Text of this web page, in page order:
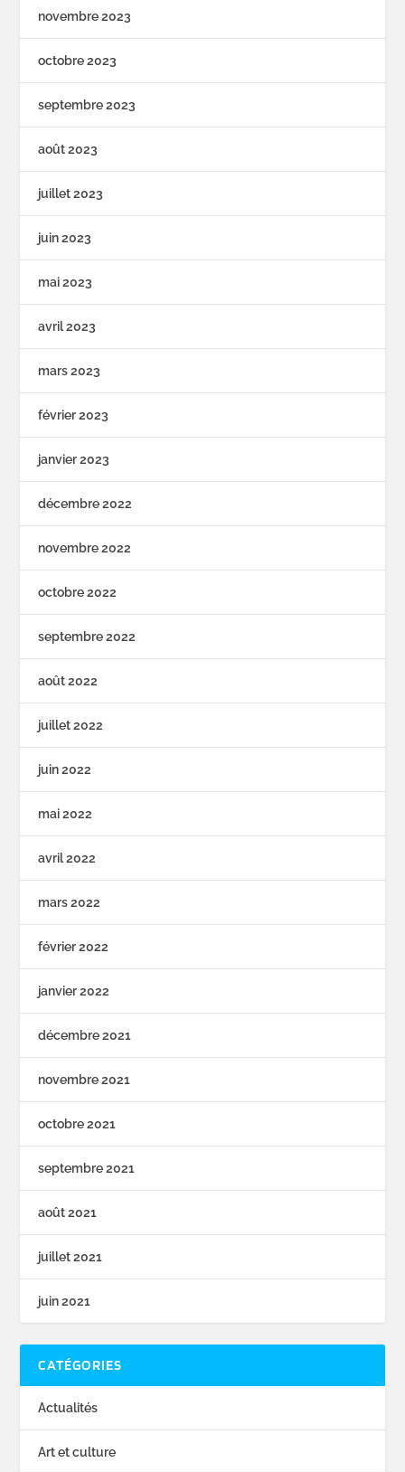
novembre 2023
octobre 2023
septembre 2023
août 2023
juillet 2023
juin 2023
mai 2023
avril 2023
mars 2023
février 2023
janvier 2023
décembre 2022
novembre 2022
octobre 2022
septembre 2022
août 2022
juillet 2022
juin 2022
mai 2022
avril 2022
mars 2022
février 2022
janvier 2022
décembre 2021
novembre 2021
octobre 2021
septembre 2021
août 2021
juillet 2021
juin 2021
CATÉGORIES
Actualités
Art et culture